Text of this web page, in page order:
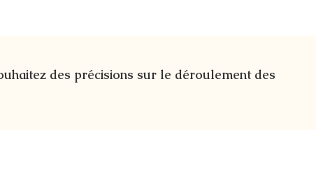
des précisions sur le déroulement des